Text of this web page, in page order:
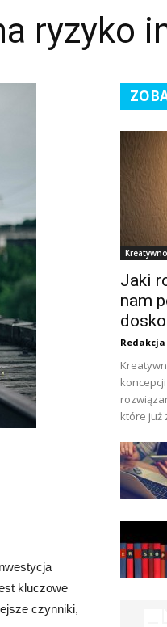
ryzyko
kluczowe
czynniki,
Jaki
nam
Redakcja
które już